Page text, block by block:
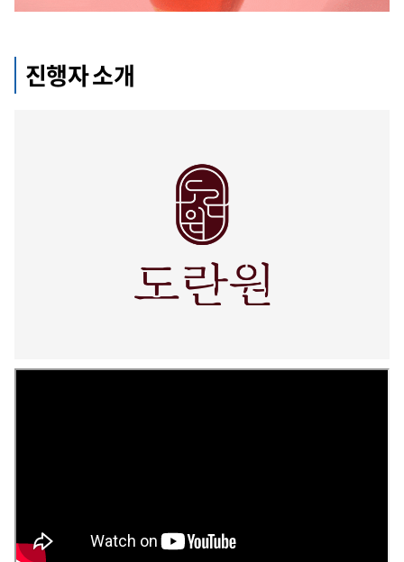
진행자 소개